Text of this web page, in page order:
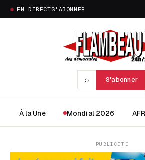
EN DIRECTS'ABONNER
⌕ S'abonner
À la Une Mondial 2026
PUBLICITÉ